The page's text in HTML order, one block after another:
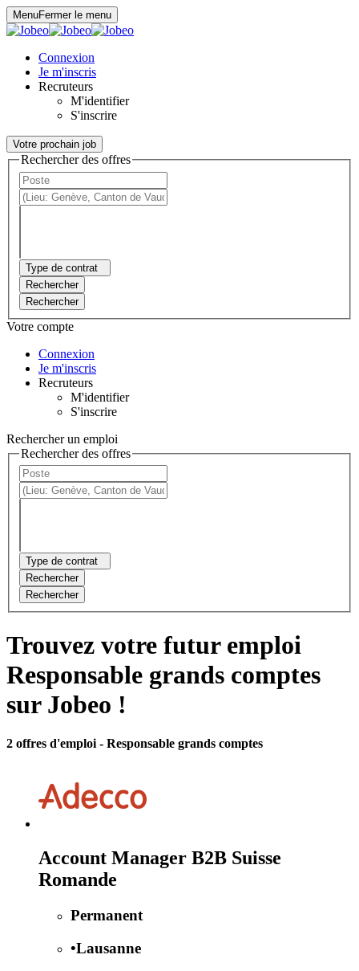
MenuFermer le menu
Connexion
Je m'inscris
Recruteurs
M'identifier
S'inscrire
Votre prochain job
Rechercher des offres
Type de contrat
Rechercher
Rechercher
Votre compte
Connexion
Je m'inscris
Recruteurs
M'identifier
S'inscrire
Rechercher un emploi
Rechercher des offres
Type de contrat
Rechercher
Rechercher
Trouvez votre futur emploi
Responsable grands comptes
sur Jobeo !
2 offres d'emploi - Responsable grands comptes
Account Manager B2B Suisse
Romande
Permanent
•Lausanne
Panneau de gestion des cookies